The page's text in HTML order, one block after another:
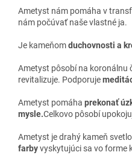
Ametyst nám pomáha v
nám počúvať naše vlastné ja.
Je kameňomduchovnosti a
Ametyst pôsobí na koronálnu
revitalizuje. Podporuje
Ametyst pomáha prekonať
mysle.Celkovo pôsobí
Ametyst je drahý kameň
farbyvyskytujúci sa vo forme